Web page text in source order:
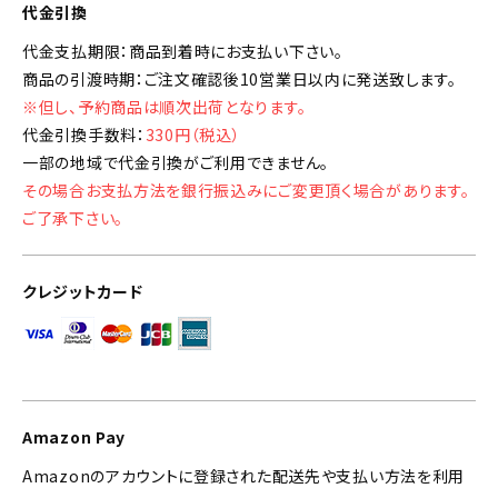
代金引換
代金支払期限：商品到着時にお支払い下さい。
商品の引渡時期：ご注文確認後10営業日以内に発送致します。
※但し、予約商品は順次出荷となります。
代金引換手数料： 330円（税込）
一部の地域で代金引換がご利用できません。
その場合お支払方法を銀行振込みにご変更頂く場合があります。
ご了承下さい。
クレジットカード
Amazon Pay
Amazonのアカウントに登録された配送先や支払い方法を利用